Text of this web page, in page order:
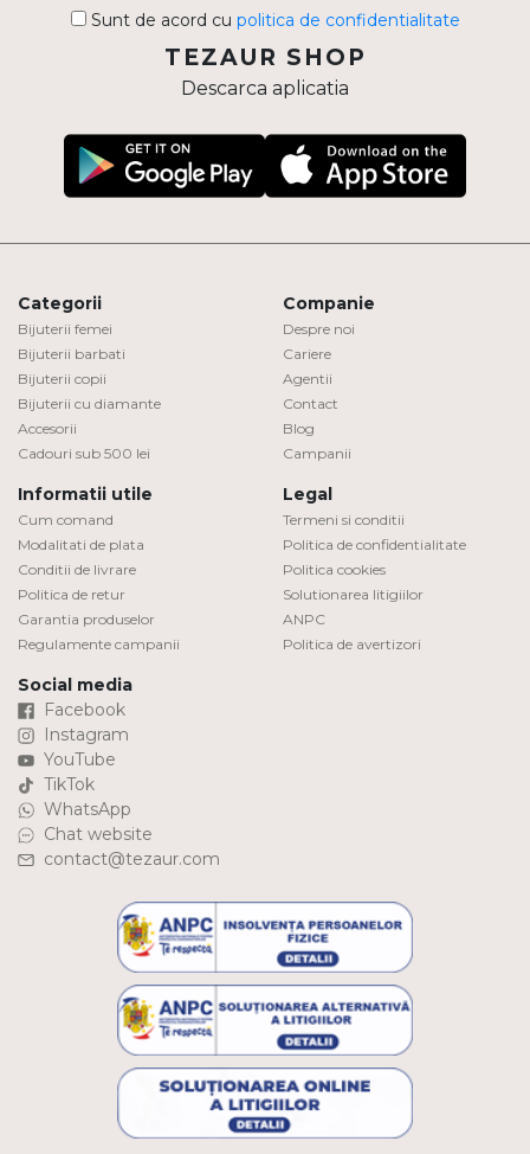
Sunt de acord cu politica de confidentialitate
TEZAUR SHOP
Descarca aplicatia
Categorii
Bijuterii femei
Bijuterii barbati
Bijuterii copii
Bijuterii cu diamante
Accesorii
Cadouri sub 500 lei
Companie
Despre noi
Cariere
Agentii
Contact
Blog
Campanii
Informatii utile
Cum comand
Modalitati de plata
Conditii de livrare
Politica de retur
Garantia produselor
Regulamente campanii
Legal
Termeni si conditii
Politica de confidentialitate
Politica cookies
Solutionarea litigiilor
ANPC
Politica de avertizori
Social media
Facebook
Instagram
YouTube
TikTok
WhatsApp
Chat website
contact@tezaur.com